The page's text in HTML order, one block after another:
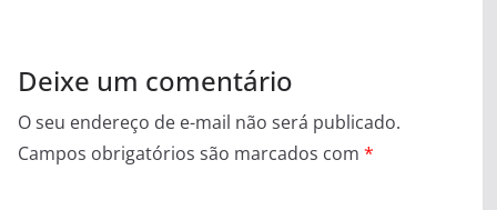
Deixe um comentário
O seu endereço de e-mail não será publicado.
Campos obrigatórios são marcados com *